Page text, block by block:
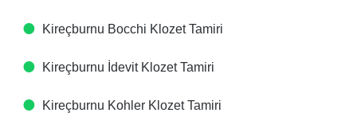
Kireçburnu Bocchi Klozet Tamiri
Kireçburnu İdevit Klozet Tamiri
Kireçburnu Kohler Klozet Tamiri